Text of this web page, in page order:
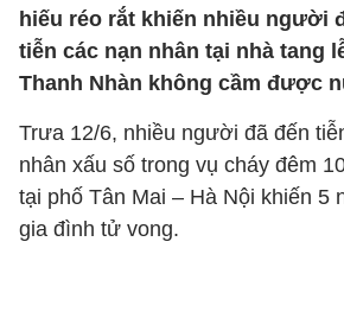
hiếu réo rắt khiến nhiều người
tiễn các nạn nhân tại nhà tang
Thanh Nhàn không cầm được
Trưa 12/6, nhiều người đã đến
nhân xấu số trong vụ cháy đêm
tại phố Tân Mai – Hà Nội khiến 5
gia đình tử vong.